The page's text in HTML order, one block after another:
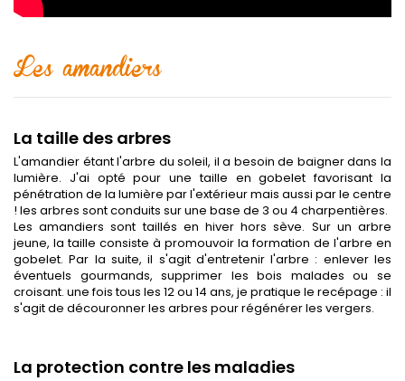
Les amandiers
La taille des arbres
L'amandier étant l'arbre du soleil, il a besoin de baigner dans la
lumière. J'ai opté pour une taille en gobelet favorisant la
pénétration de la lumière par l'extérieur mais aussi par le centre
! les arbres sont conduits sur une base de 3 ou 4 charpentières.
Les amandiers sont taillés en hiver hors sève. Sur un arbre
jeune, la taille consiste à promouvoir la formation de l'arbre en
gobelet. Par la suite, il s'agit d'entretenir l'arbre : enlever les
éventuels gourmands, supprimer les bois malades ou se
croisant. une fois tous les 12 ou 14 ans, je pratique le recépage : il
s'agit de découronner les arbres pour régénérer les vergers.
La protection contre les maladies